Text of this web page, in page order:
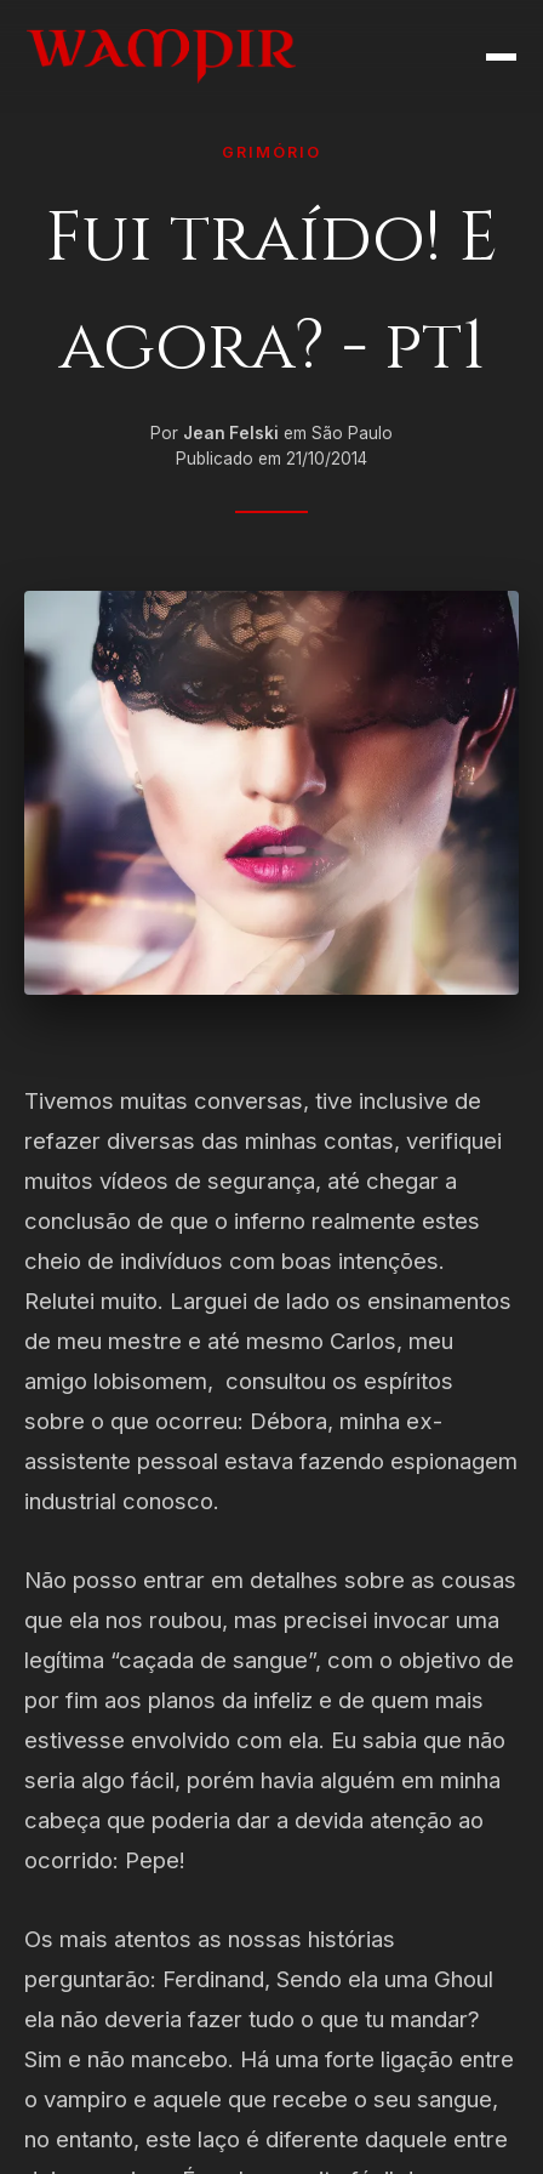
GRIMÓRIO
Fui traído! E
agora? - pt1
Por Jean Felski em São Paulo
Publicado em 21/10/2014
Tivemos muitas conversas, tive inclusive de
refazer diversas das minhas contas, verifiquei
muitos vídeos de segurança, até chegar a
conclusão de que o inferno realmente estes
cheio de indivíduos com boas intenções.
Relutei muito. Larguei de lado os ensinamentos
de meu mestre e até mesmo Carlos, meu
amigo lobisomem, consultou os espíritos
sobre o que ocorreu: Débora, minha ex-
assistente pessoal estava fazendo espionagem
industrial conosco.
Não posso entrar em detalhes sobre as cousas
que ela nos roubou, mas precisei invocar uma
legítima “caçada de sangue”, com o objetivo de
por fim aos planos da infeliz e de quem mais
estivesse envolvido com ela. Eu sabia que não
seria algo fácil, porém havia alguém em minha
cabeça que poderia dar a devida atenção ao
ocorrido: Pepe!
Os mais atentos as nossas histórias
perguntarão: Ferdinand, Sendo ela uma Ghoul
ela não deveria fazer tudo o que tu mandar?
Sim e não mancebo. Há uma forte ligação entre
o vampiro e aquele que recebe o seu sangue,
no entanto, este laço é diferente daquele entre